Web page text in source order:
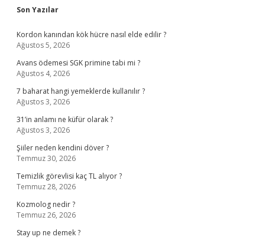
Sidebar
Son Yazılar
Kordon kanından kök hücre nasıl elde edilir ?
Ağustos 5, 2026
Avans ödemesi SGK primine tabi mi ?
Ağustos 4, 2026
7 baharat hangi yemeklerde kullanılır ?
Ağustos 3, 2026
31’in anlamı ne küfür olarak ?
Ağustos 3, 2026
Şiiler neden kendini döver ?
Temmuz 30, 2026
Temizlik görevlisi kaç TL alıyor ?
Temmuz 28, 2026
Kozmolog nedir ?
Temmuz 26, 2026
Stay up ne demek ?